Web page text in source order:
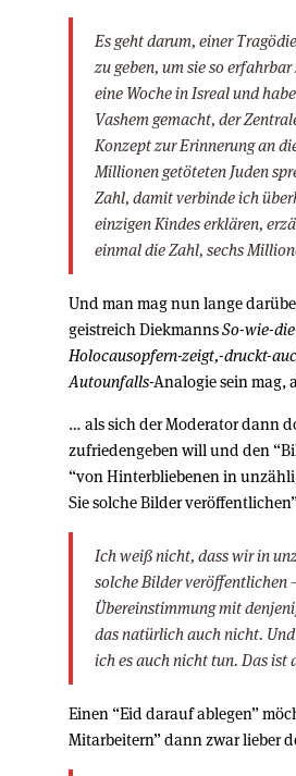
Es geht darum, einer
zu geben, um sie so
eine Woche in Isreal und
Vashem gemacht, der
Konzept zur Erinnerung an
Millionen getöteten Juden
Zahl, damit verbinde ich
einzigen Kindes erklären,
einmal die Zahl, sechs
Und man mag nun lange
geistreich DiekmannsSo-wie-
Holocausopfern-zeigt,-druckt-
Autounfalls-Analogie sein mag,
… als sich der Moderator dann
zufriedengeben will und den
“von Hinterbliebenen in
Sie solche Bilder
Ich weiß nicht, dass wir in
solche Bilder veröffentlichen
Übereinstimmung mit
das natürlich auch nicht.
ich es auch nicht tun. Das ist
Einen “Eid darauf ablegen”
Mitarbeitern” dann zwar lieber